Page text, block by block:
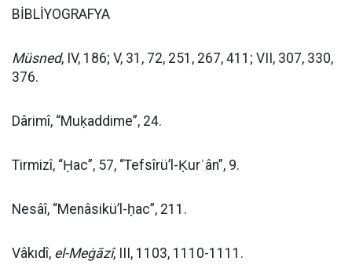
BİBLİYOGRAFYA
Müsned, IV, 186; V, 31, 72, 251, 267, 411; VII, 307, 330,
376.
Dârimî, “Muḳaddime”, 24.
Tirmizî, “Ḥac”, 57, “Tefsîrü’l-Ḳurʾân”, 9.
Nesâî, “Menâsikü’l-ḥac”, 211.
Vâkıdî, el-Meġāzî, III, 1103, 1110-1111.